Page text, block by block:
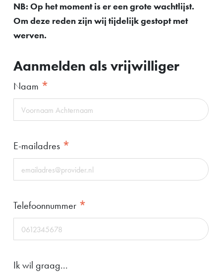
NB: Op het moment is er een grote wachtlijst.
Om deze reden zijn wij tijdelijk gestopt met
werven.
Aanmelden als vrijwilliger
Naam *
E-mailadres *
Telefoonnummer *
Ik wil graag...